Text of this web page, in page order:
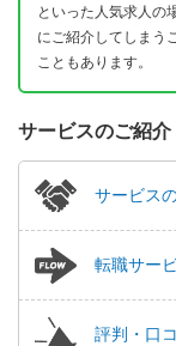
といった人気求人の
にご紹介してしまう
こともあります。
サービスのご紹介
サービス
転職サー
評判・口